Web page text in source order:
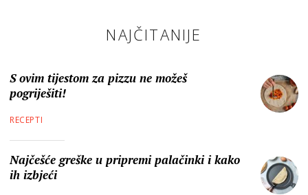
NAJČITANIJE
S ovim tijestom za pizzu ne možeš
pogriješiti!
RECEPTI
Najčešće greške u pripremi palačinki i kako
ih izbjeći